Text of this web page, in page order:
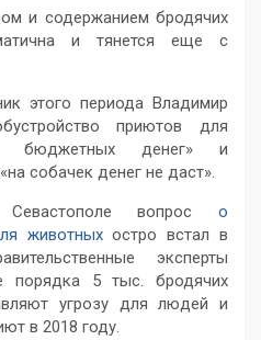
и содержанием бродячих
и тянется еще с
этого периода Владимир
приютов для
бюджетных денег» и
собачек денег не даст».
вопрос о
животныхостро встал в
эксперты
порядка 5 тыс. бродячих
угрозу для людей и
в 2018 году.